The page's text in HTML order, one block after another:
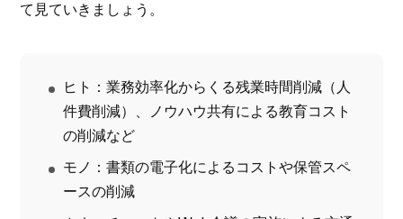
て見ていきましょう。
ヒト：業務効率化からくる残業時間削減（人
件費削減）、ノウハウ共有による教育コスト
の削減など
モノ：書類の電子化によるコストや保管スペ
ースの削減